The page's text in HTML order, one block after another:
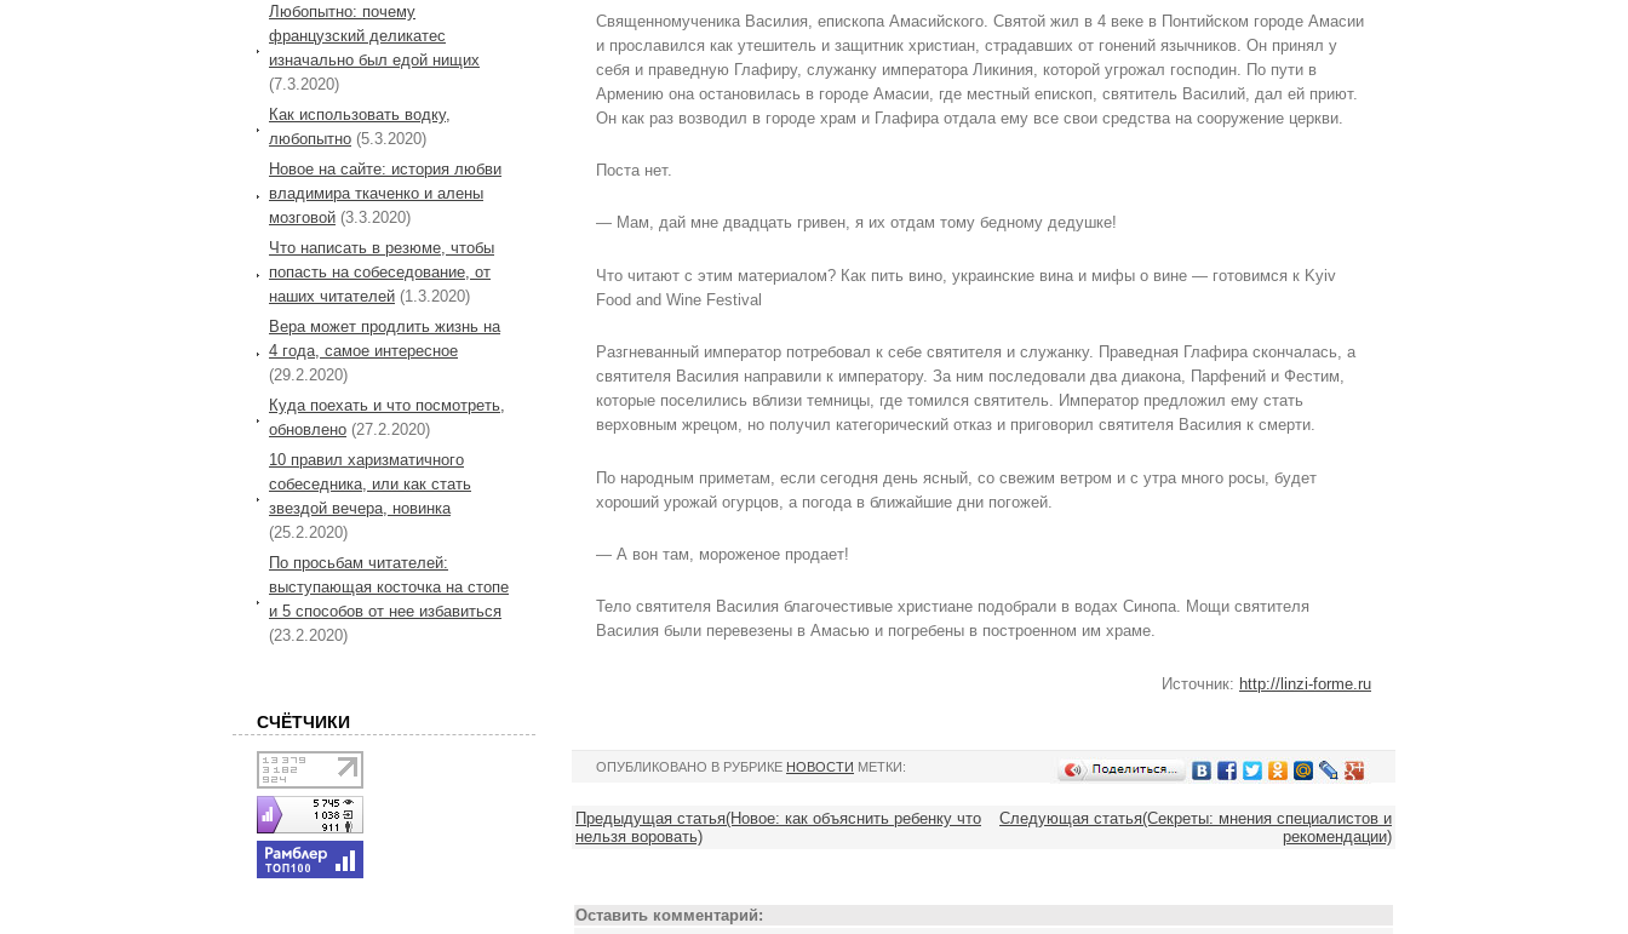
Священномученика Василия, епископа Амасийского. Святой жил в 4 веке в Понтийском городе Амасии
и прославился как утешитель и защитник христиан, страдавших от гонений язычников. Он принял у
себя и праведную Глафиру, служанку императора Ликиния, которой угрожал господин. По пути в
Армению она остановилась в городе Амасии, где местный епископ, святитель Василий, дал ей приют.
Он как раз возводил в городе храм и Глафира отдала ему все свои средства на сооружение церкви.
Поста нет.
— Мам, дай мне двадцать гривен, я их отдам тому бедному дедушке!
Что читают с этим материалом? Как пить вино, украинские вина и мифы о вине — готовимся к Kyiv
Food and Wine Festival
Разгневанный император потребовал к себе святителя и служанку. Праведная Глафира скончалась, а
святителя Василия направили к императору. За ним последовали два диакона, Парфений и Фестим,
которые поселились вблизи темницы, где томился святитель. Император предложил ему стать
верховным жрецом, но получил категорический отказ и приговорил святителя Василия к смерти.
По народным приметам, если сегодня день ясный, со свежим ветром и с утра много росы, будет
хороший урожай огурцов, а погода в ближайшие дни погожей.
— А вон там, мороженое продает!
Тело святителя Василия благочестивые христиане подобрали в водах Синопа. Мощи святителя
Василия были перевезены в Амасью и погребены в построенном им храме.
Источник: http://linzi-forme.ru
ОПУБЛИКОВАНО В РУБРИКЕ НОВОСТИ МЕТКИ:
Предыдущая статья(Новое: как объяснить ребенку что
нельзя воровать)
Следующая статья(Секреты: мнения специалистов и
рекомендации)
Оставить комментарий:
Любопытно: почему
французский деликатес
изначально был едой нищих
(7.3.2020)
Как использовать водку,
любопытно (5.3.2020)
Новое на сайте: история любви
владимира ткаченко и алены
мозговой (3.3.2020)
Что написать в резюме, чтобы
попасть на собеседование, от
наших читателей (1.3.2020)
Вера может продлить жизнь на
4 года, самое интересное
(29.2.2020)
Куда поехать и что посмотреть,
обновлено (27.2.2020)
10 правил харизматичного
собеседника, или как стать
звездой вечера, новинка
(25.2.2020)
По просьбам читателей:
выступающая косточка на стопе
и 5 способов от нее избавиться
(23.2.2020)
СЧЁТЧИКИ